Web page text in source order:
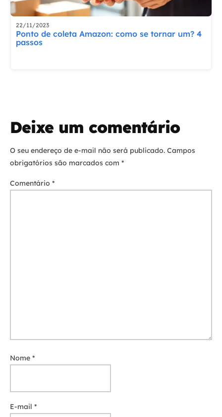
22/11/2023
Ponto de coleta Amazon: como se tornar um? 4
passos
Deixe um comentário
O seu endereço de e-mail não será publicado. Campos
obrigatórios são marcados com *
Comentário *
Nome *
E-mail *